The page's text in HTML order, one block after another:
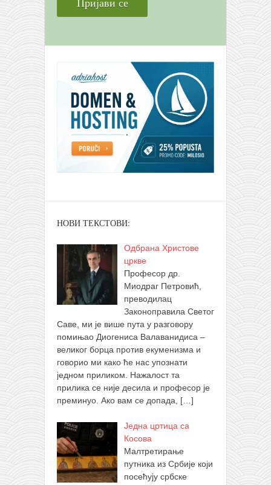
НОВИ ТЕКСТОВИ:
Одбрана Христове
цркве
Професор др.
Миодраг Петровић,
преводилац
Законоправила Светог
Саве, ми је више пута у разговору
помињао Диогениса Валаванидиса –
великог борца против екуменизма и
говорио ми како ће нас упознати
једном приликом. Нажалост та
прилика се није десила и професор је
преминуо. Ако вам се допада, […]
Једна цртица са
Косова
Малтретирање
путника из Србије који
посећују србске